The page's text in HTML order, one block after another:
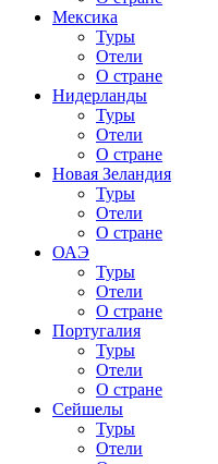
Мексика
Туры
Отели
О стране
Нидерланды
Туры
Отели
О стране
Новая Зеландия
Туры
Отели
О стране
ОАЭ
Туры
Отели
О стране
Португалия
Туры
Отели
О стране
Сейшелы
Туры
Отели